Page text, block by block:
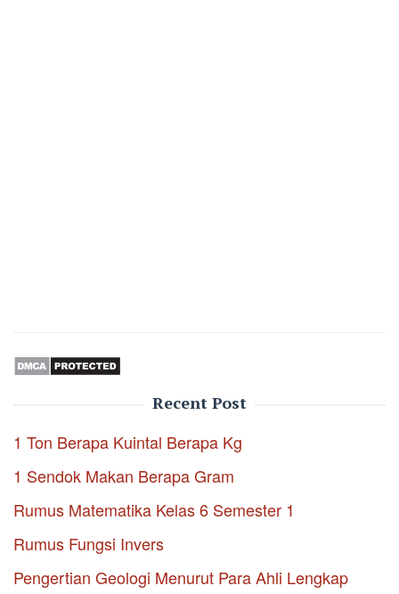
Recent Post
1 Ton Berapa Kuintal Berapa Kg
1 Sendok Makan Berapa Gram
Rumus Matematika Kelas 6 Semester 1
Rumus Fungsi Invers
Pengertian Geologi Menurut Para Ahli Lengkap